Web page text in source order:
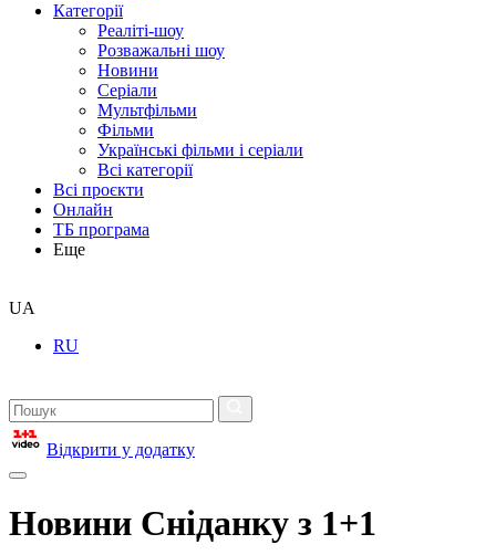
Категорії
Реаліті-шоу
Розважальні шоу
Новини
Серіали
Мультфільми
Фільми
Українські фільми і серіали
Всі категорії
Всі проєкти
Онлайн
ТБ програма
Еще
UA
RU
Відкрити у додатку
Новини Сніданку з 1+1